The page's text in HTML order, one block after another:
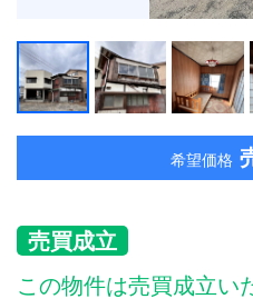
希望価格
売買成立
この物件は売買成立い